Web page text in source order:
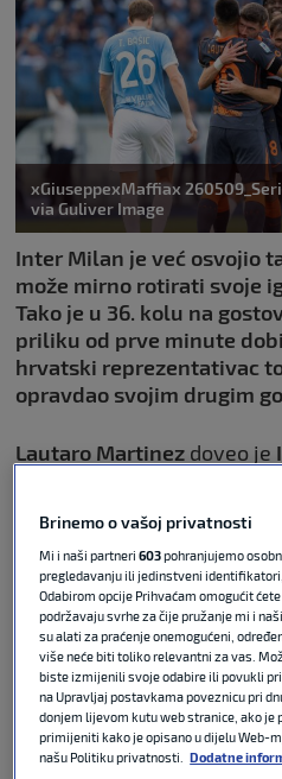
xGiuseppexMaffiax
via Guliver Image
Inter Milan je već osvojio
može mirno rotirati svoje
Tako je u 36. kolu na
priliku od prve minute
hrvatski reprezentativac
opravdao svojim drugim
Lautaro Martinez doveo je
koji je zabio za 2:0.
Mkhitaryangolom u 76.
Ovaj susret bio je uvertira
koje će se igrati 13. svibnja
sat. Podsjećamo, ključni
finale bio je baš Sučić koji
dvije asistencije, a zatim i
Intera.
Brinemo o vašoj privatnosti
Mi i naši partneri603pohranjujemo
pregledavanju ili jedinstveni
Odabirom opcije Prihvaćam omogućit
podržavaju svrhe za čije pružanje mi i
su alati za praćenje onemogućeni,
više neće biti toliko relevantni za vas.
biste izmijenili svoje odabire ili povukli
na Upravljaj postavkama poveznicu pri
donjem lijevom kutu web stranice, ako je
primijeniti kako je opisano u dijelu Web-
našu Politiku privatnosti.
Dodatne